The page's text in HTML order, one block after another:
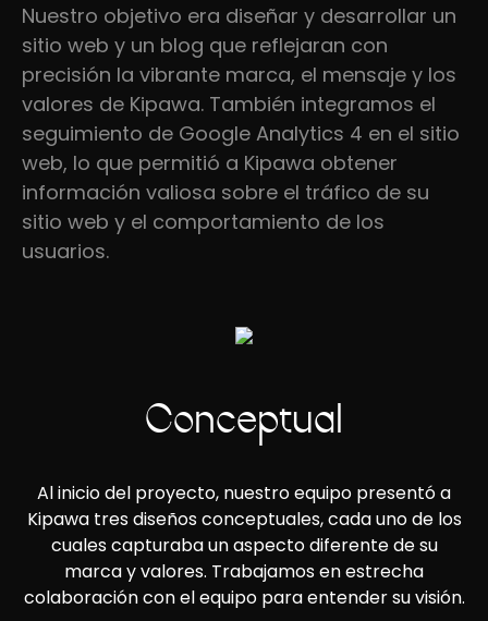
Nuestro objetivo era diseñar y desarrollar un
sitio web y un blog que reflejaran con
precisión la vibrante marca, el mensaje y los
valores de Kipawa. También integramos el
seguimiento de Google Analytics 4 en el sitio
web, lo que permitió a Kipawa obtener
información valiosa sobre el tráfico de su
sitio web y el comportamiento de los
usuarios.
Conceptual
Al inicio del proyecto, nuestro equipo presentó a
Kipawa tres diseños conceptuales, cada uno de los
cuales capturaba un aspecto diferente de su
marca y valores. Trabajamos en estrecha
colaboración con el equipo para entender su visión.